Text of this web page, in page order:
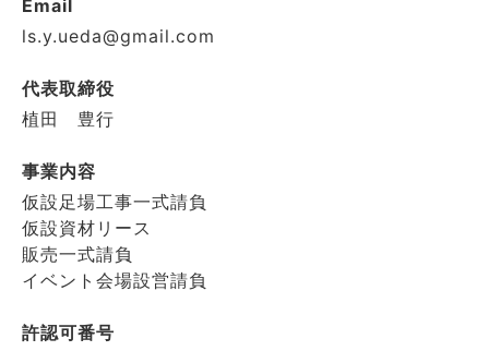
Email
ls.y.ueda@gmail.com
代表取締役
植田 豊行
事業内容
仮設足場工事一式請負
仮設資材リース
販売一式請負
イベント会場設営請負
許認可番号